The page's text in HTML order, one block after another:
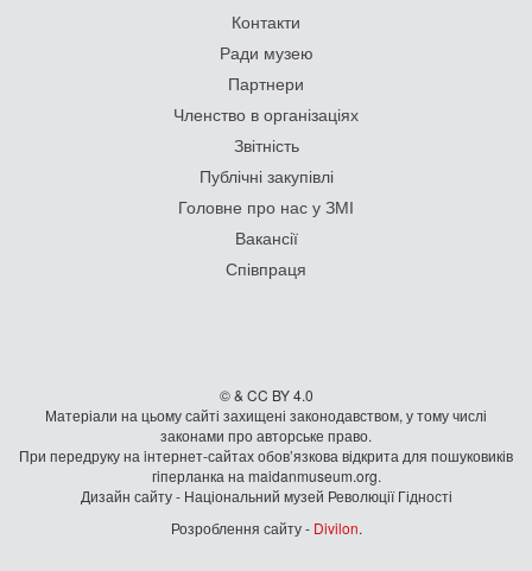
Контакти
Ради музею
Партнери
Членство в організаціях
Звітність
Публічні закупівлі
Головне про нас у ЗМІ
Вакансії
Співпраця
© & CC BY 4.0
Матеріали на цьому сайті захищені законодавством, у тому числі
законами про авторське право.
При передруку на iнтернет-сайтах обов’язкова відкрита для пошуковиків
гiперланка на maidanmuseum.org.
Дизайн сайту - Національний музей Революції Гідності
Розроблення сайту - Divilon.